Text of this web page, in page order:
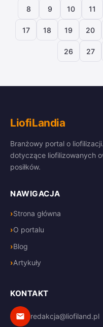
8 9 10 11
17 18 19 20
26 27
LiofiLandia
Branżowy portal o
dotyczące liofilizowanych
posiłków.
NAWIGACJA
Strona główna
O portalu
Blog
Artykuły
KONTAKT
redakcja@liofiland.pl